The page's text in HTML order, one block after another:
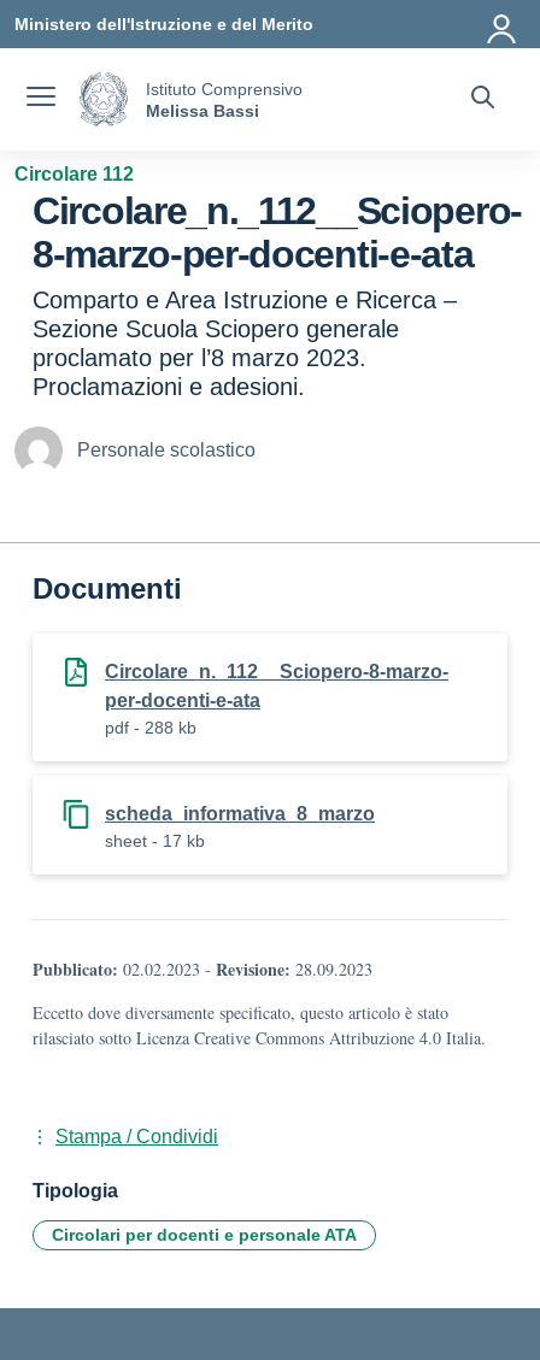
Ministero dell'Istruzione e del Merito
Istituto Comprensivo
Melissa Bassi
Circolare 112
Circolare_n._112__Sciopero-
8-marzo-per-docenti-e-ata
Comparto e Area Istruzione e Ricerca –
Sezione Scuola Sciopero generale
proclamato per l’8 marzo 2023.
Proclamazioni e adesioni.
Personale scolastico
Documenti
Circolare_n._112__Sciopero-8-marzo-
per-docenti-e-ata
pdf - 288 kb
scheda_informativa_8_marzo
sheet - 17 kb
Pubblicato: 02.02.2023 - Revisione: 28.09.2023
Eccetto dove diversamente specificato, questo articolo è stato
rilasciato sotto Licenza Creative Commons Attribuzione 4.0 Italia.
Stampa / Condividi
Tipologia
Circolari per docenti e personale ATA